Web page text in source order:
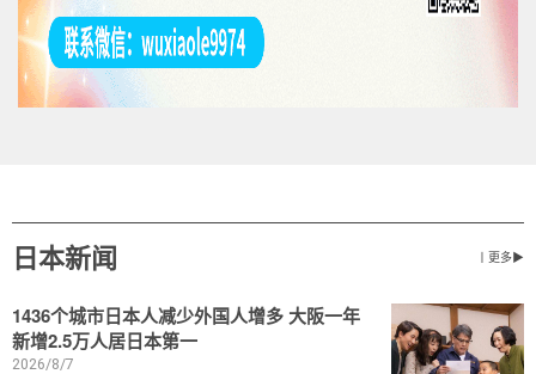
日本新闻 丨更多▶
1436个城市日本人减少外国人增多 大阪一年
新增2.5万人居日本第一
2026/8/7